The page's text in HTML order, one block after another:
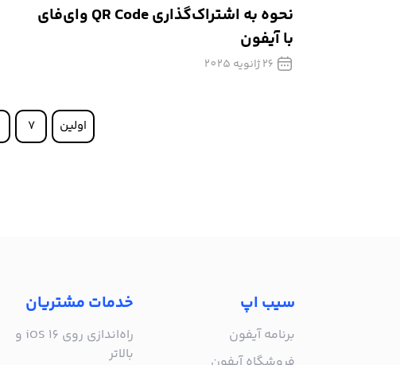
نحوه به اشتراک‌گذاری QR Code وای‌فای
با آیفون
26 ژانویه 2025
اولین 7
سیب اپ
برنامه آیفون
خدمات مشتریان
راه‌اندازی روی iOS 16 و
بالاتر